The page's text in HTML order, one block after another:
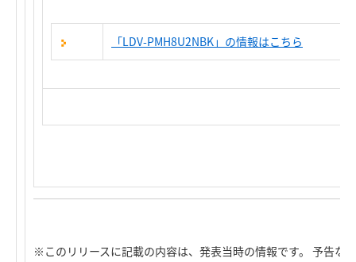
「LDV-PMH8U2NBK」の情報はこちら
※このリリースに記載の内容は、発表当時の情報です。 予告な